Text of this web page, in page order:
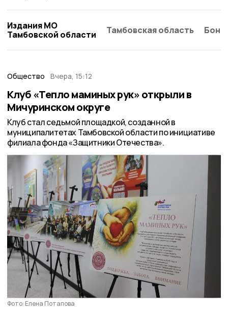
Издания МО
Тамбовской области
Тамбовская область
Общество Вчера, 15:12
Клуб «Тепло маминых рук» открыли в
Мичуринском округе
Клуб стал седьмой площадкой, созданной в
муниципалитетах Тамбовской области по инициативе
филиала фонда «Защитники Отечества».
Фото: Елена Потапова